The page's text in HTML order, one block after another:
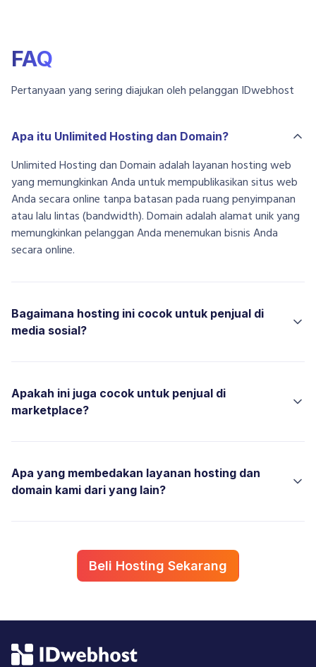
FAQ
Pertanyaan yang sering diajukan oleh pelanggan IDwebhost
Apa itu Unlimited Hosting dan Domain?
Unlimited Hosting dan Domain adalah layanan hosting web
yang memungkinkan Anda untuk mempublikasikan situs web
Anda secara online tanpa batasan pada ruang penyimpanan
atau lalu lintas (bandwidth). Domain adalah alamat unik yang
memungkinkan pelanggan Anda menemukan bisnis Anda
secara online.
Bagaimana hosting ini cocok untuk penjual di
media sosial?
Apakah ini juga cocok untuk penjual di
marketplace?
Apa yang membedakan layanan hosting dan
domain kami dari yang lain?
Beli Hosting Sekarang